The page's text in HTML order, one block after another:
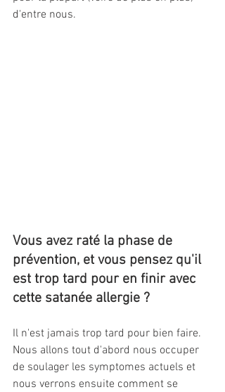
d'entre nous.
Vous avez raté la phase de
prévention, et vous pensez qu'il
est trop tard pour en finir avec
cette satanée allergie ?
Il n'est jamais trop tard pour bien faire.
Nous allons tout d'abord nous occuper
de soulager les symptomes actuels et
nous verrons ensuite comment se